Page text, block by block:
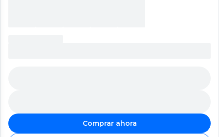
Comprar ahora